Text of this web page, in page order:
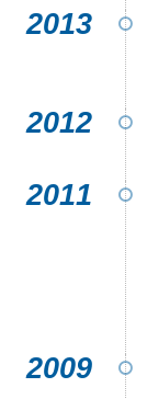
2013
2012
2011
2009